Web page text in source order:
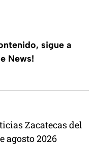
sigue a
News!
Zacatecas del
agosto 2026